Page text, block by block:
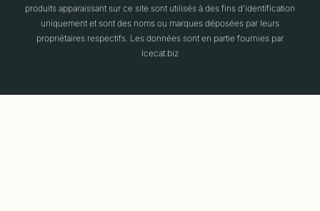
produits apparaissant sur ce site sont utilisés à des fins d'identification
uniquement et sont des noms ou marques déposées par leurs
propriétaires respectifs. Les données sont en partie fournies par
Icecat.biz